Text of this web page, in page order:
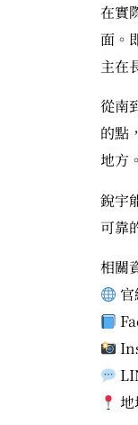
在實
面。
主在
從南
的點
地方。
銳宇
可靠
相關